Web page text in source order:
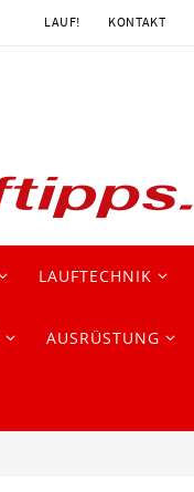
LAUF! KONTAKT
LAUFTECHNIK
AUSRÜSTUNG